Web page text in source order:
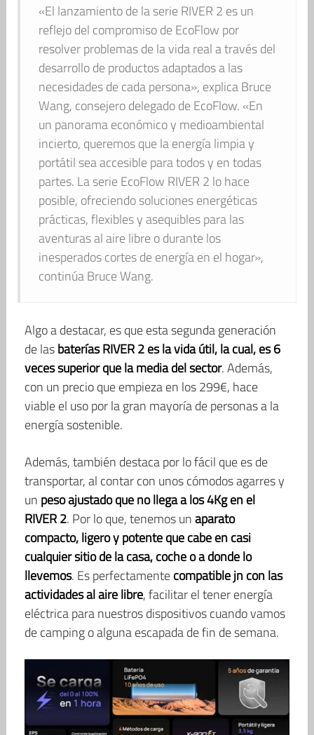
«El lanzamiento de la serie RIVER 2 es un
reflejo del compromiso de EcoFlow por
resolver problemas de la vida real a través del
desarrollo de productos adaptados a las
necesidades de cada persona», explica Bruce
Wang, consejero delegado de EcoFlow. «En
un panorama económico y medioambiental
incierto, queremos que la energía limpia y
portátil sea accesible para todos y en todas
partes. La serie EcoFlow RIVER 2 lo hace
posible, ofreciendo soluciones energéticas
prácticas, flexibles y asequibles para las
aventuras al aire libre o durante los
inesperados cortes de energía en el hogar»,
continúa Bruce Wang.
Algo a destacar, es que esta segunda generación
de lasbaterías RIVER 2 es la vida útil, la cual, es 6
veces superior que la media del sector. Además,
con un precio que empieza en los 299€, hace
viable el uso por la gran mayoría de personas a la
energía sostenible.
Además, también destaca por lo fácil que es de
transportar, al contar con unos cómodos agarres y
un peso ajustado que no llega a los 4Kg en el
RIVER 2. Por lo que, tenemos unaparato
compacto, ligero y potente que cabe en casi
cualquier sitio de la casa, coche o a donde lo
llevemos. Es perfectamentecompatible jn con las
actividades al aire libre, facilitar el tener energía
eléctrica para nuestros dispositivos cuando vamos
de camping o alguna escapada de fin de semana.